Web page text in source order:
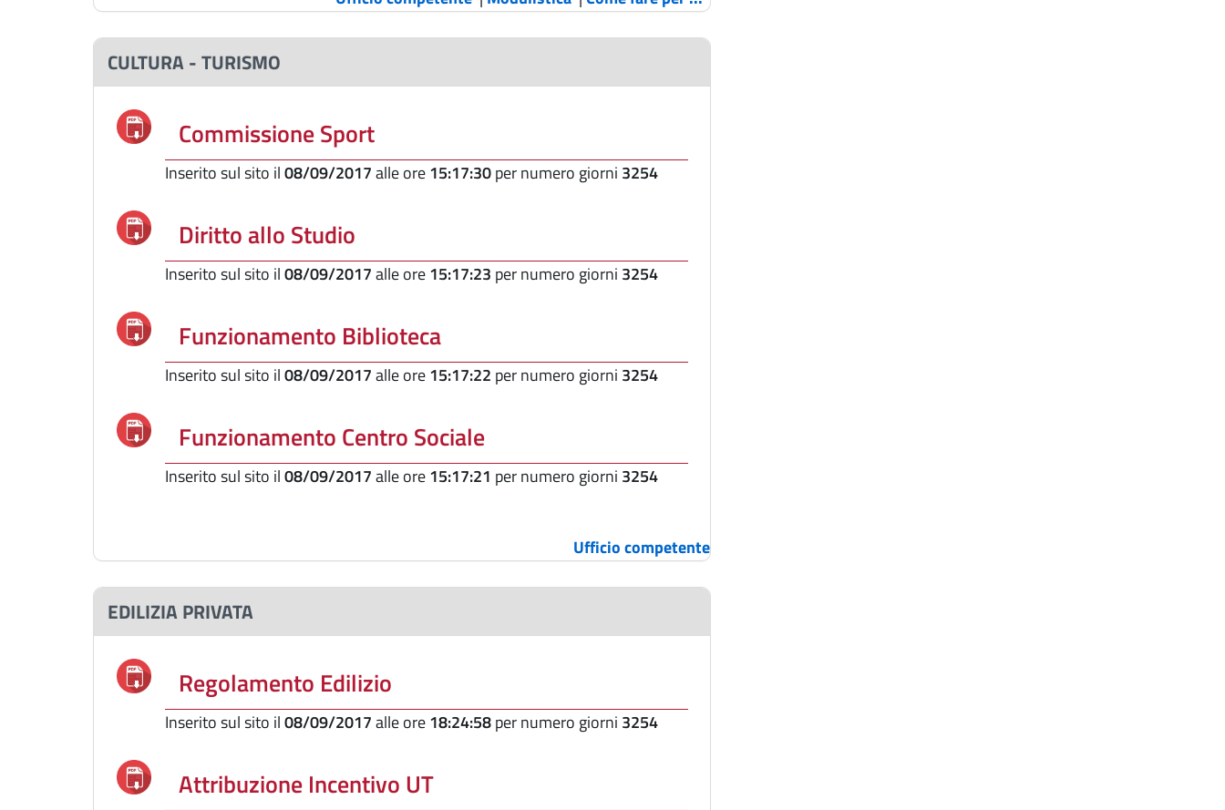
CULTURA - TURISMO
Commissione Sport
Inserito sul sito il08/09/2017alle ore15:17:30per numero giorni 3254
Diritto allo Studio
Inserito sul sito il08/09/2017alle ore15:17:23 per numero giorni 3254
Funzionamento Biblioteca
Inserito sul sito il08/09/2017alle ore15:17:22 per numero giorni 3254
Funzionamento Centro Sociale
Inserito sul sito il08/09/2017alle ore15:17:21 per numero giorni 3254
Ufficio competente
EDILIZIA PRIVATA
Regolamento Edilizio
Inserito sul sito il08/09/2017alle ore18:24:58per numero giorni 3254
Attribuzione Incentivo UT